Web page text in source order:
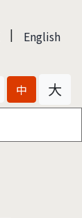
| English
中 大